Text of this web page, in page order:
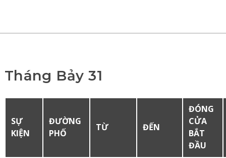
Tháng Bảy 31
SỰ
KIỆN
ĐƯỜNG
PHỐ
TỪ ĐẾN
ĐÓNG
CỬA
BẮT
ĐẦU